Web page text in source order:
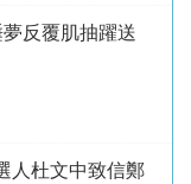
反覆肌抽躍送
人杜文中致信鄭